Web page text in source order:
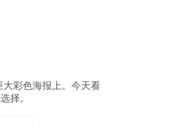
彩色海报上。今天看
择。